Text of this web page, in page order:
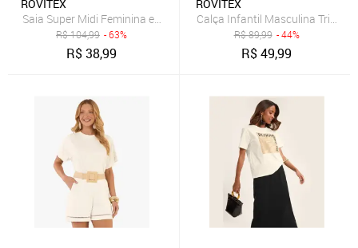
ROVITEX
Saia Super Midi Feminina em Cotton leve Rovitex Bege
R$104,99 - 63%
R$38,99
ROVITEX
Calça Infantil Masculina Trick
R$89,99 - 44%
R$49,99